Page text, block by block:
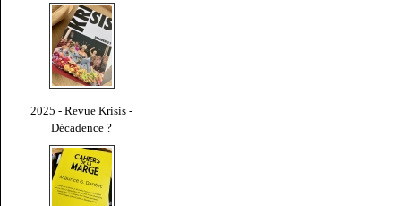
2025 - Revue Krisis -
Décadence ?